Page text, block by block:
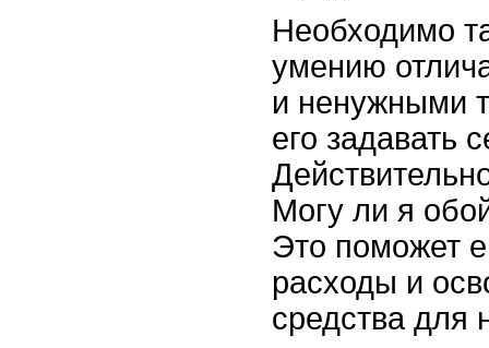
Необходимо
умению
и ненужными
его задавать
Могу ли я
Это поможет
расходы и
средства для